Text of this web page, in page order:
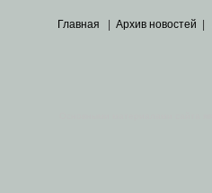
Главная Архив новостей